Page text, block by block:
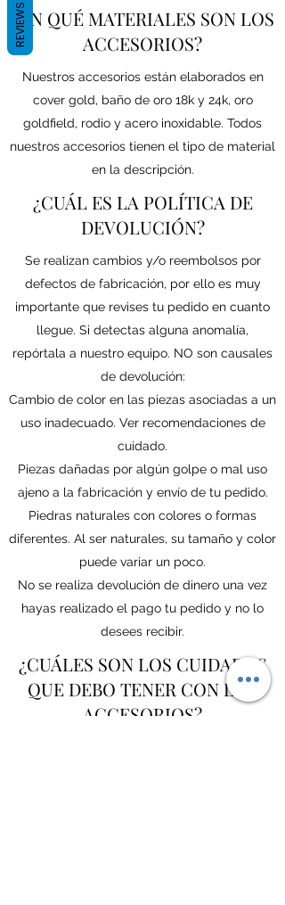
¿EN QUÉ MATERIALES SON LOS
ACCESORIOS?
Nuestros accesorios están elaborados en
cover gold, baño de oro 18k y 24k, oro
goldfield, rodio y acero inoxidable. Todos
nuestros accesorios tienen el tipo de material
en la descripción.
¿CUÁL ES LA POLÍTICA DE
DEVOLUCIÓN?
Se realizan cambios y/o reembolsos por
defectos de fabricación, por ello es muy
importante que revises tu pedido en cuanto
llegue. Si detectas alguna anomalía,
repórtala a nuestro equipo. NO son causales
de devolución:
Cambio de color en las piezas asociadas a un
uso inadecuado. Ver recomendaciones de
cuidado.
Piezas dañadas por algún golpe o mal uso
ajeno a la fabricación y envío de tu pedido.
Piedras naturales con colores o formas
diferentes. Al ser naturales, su tamaño y color
puede variar un poco.
No se realiza devolución de dinero una vez
hayas realizado el pago tu pedido y no lo
desees recibir.
¿CUÁLES SON LOS CUIDADOS
QUE DEBO TENER CON LOS
ACCESORIOS?
REVIEWS